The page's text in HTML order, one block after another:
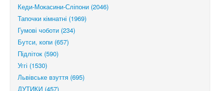
Кеди-Мокасини-Сліпони (2046)
Тапочки кімнатні (1969)
Гумові чоботи (234)
Бутси, копи (657)
Підліток (590)
Уггі (1530)
Львівське взуття (695)
ДУТИКИ (457)